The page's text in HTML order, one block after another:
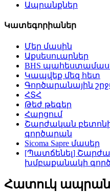
Ապրանքներ
Կատեգորիաներ
Մեր մասին
Աքսեսուարներ
BHS
Կապվեք մեզ հետ
Գործարանային
ՀՏՀ
Թեժ թեգեր
Հարցում
Շարժական
գործարան
Sicoma Sapre մասեր
[Պատճենել]
խմբաքանակի
Հատուկ